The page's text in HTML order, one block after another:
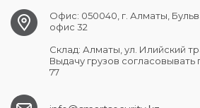
Офис: 050040, г. Алматы,
офис 32
Склад: Алматы, ул. Илийский
Выдачу грузов согласовывать
77